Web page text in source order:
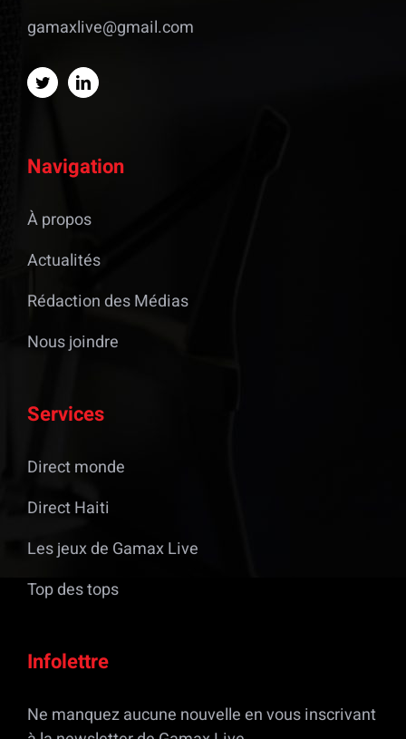
gamaxlive@gmail.com
Navigation
À propos
Actualités
Rédaction des Médias
Nous joindre
Services
Direct monde
Direct Haiti
Les jeux de Gamax Live
Top des tops
Infolettre
Ne manquez aucune nouvelle en vous inscrivant